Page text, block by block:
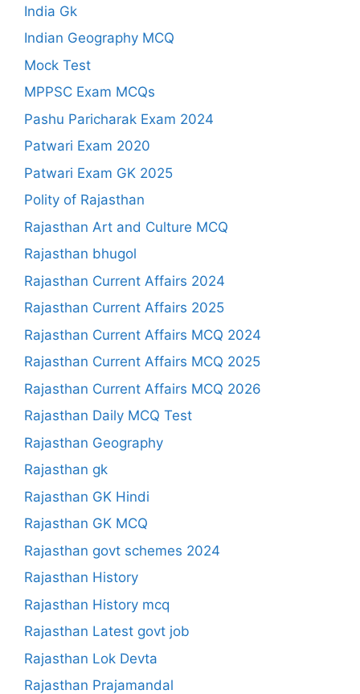
India Gk
Indian Geography MCQ
Mock Test
MPPSC Exam MCQs
Pashu Paricharak Exam 2024
Patwari Exam 2020
Patwari Exam GK 2025
Polity of Rajasthan
Rajasthan Art and Culture MCQ
Rajasthan bhugol
Rajasthan Current Affairs 2024
Rajasthan Current Affairs 2025
Rajasthan Current Affairs MCQ 2024
Rajasthan Current Affairs MCQ 2025
Rajasthan Current Affairs MCQ 2026
Rajasthan Daily MCQ Test
Rajasthan Geography
Rajasthan gk
Rajasthan GK Hindi
Rajasthan GK MCQ
Rajasthan govt schemes 2024
Rajasthan History
Rajasthan History mcq
Rajasthan Latest govt job
Rajasthan Lok Devta
Rajasthan Prajamandal